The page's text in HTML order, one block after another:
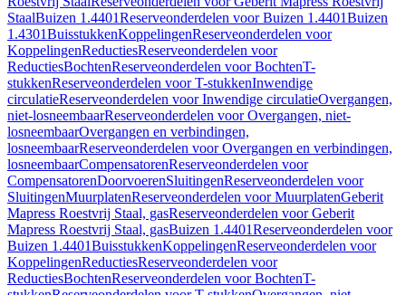
StaalBuizen 1.4401Reserveonderdelen voor Buizen 1.4401Buizen
1.4301BuisstukkenKoppelingenReserveonderdelen voor
KoppelingenReductiesReserveonderdelen voor
ReductiesBochtenReserveonderdelen voor BochtenT-
stukkenReserveonderdelen voor T-stukkenInwendige
circulatieReserveonderdelen voor Inwendige circulatieOvergangen,
niet-losneembaarReserveonderdelen voor Overgangen, niet-
losneembaarOvergangen en verbindingen,
losneembaarReserveonderdelen voor Overgangen en verbindingen,
losneembaarCompensatorenReserveonderdelen voor
CompensatorenDoorvoerenSluitingenReserveonderdelen voor
SluitingenMuurplatenReserveonderdelen voor MuurplatenGeberit
Mapress Roestvrij Staal, gasReserveonderdelen voor Geberit
Mapress Roestvrij Staal, gasBuizen 1.4401Reserveonderdelen voor
Buizen 1.4401BuisstukkenKoppelingenReserveonderdelen voor
KoppelingenReductiesReserveonderdelen voor
ReductiesBochtenReserveonderdelen voor BochtenT-